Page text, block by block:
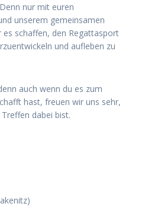
nur mit euren
unserem gemeinsamen
es schaffen, den Regattasport
und aufleben zu
auch wenn du es zum
hast, freuen wir uns sehr,
dabei bist.